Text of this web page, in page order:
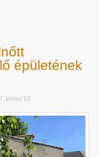
épületének
június 10.